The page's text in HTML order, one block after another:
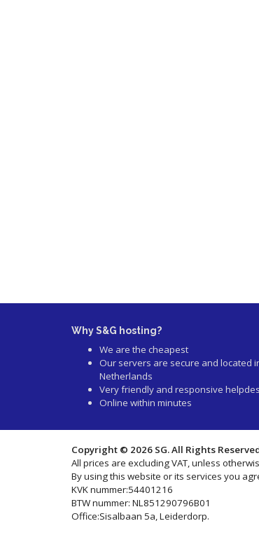
Why S&G hosting?
We are the cheapest
Our servers are secure and located
Netherlands
Very friendly and responsive
Online within minutes
Copyright © 2026 SG. All Rights
All prices are excluding VAT, unless
By using this website or its services you
KVK nummer:54401216
BTW nummer: NL851290796B01
Office:Sisalbaan 5a, Leiderdorp.